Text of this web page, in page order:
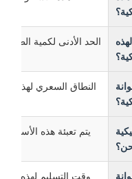
الحد الأدنى لكمية الطلب لهذه
النطاق السعري لهذه
يتم تعبئة هذه الأسطوانة
وقت التسليم لهذه الاسطوانة